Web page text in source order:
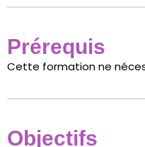
Prérequis
Cette formation ne
Objectifs